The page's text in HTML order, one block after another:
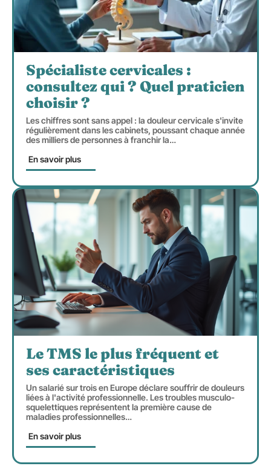
Spécialiste cervicales :
consultez qui ? Quel praticien
choisir ?
Les chiffres sont sans appel : la douleur cervicale s'invite
régulièrement dans les cabinets, poussant chaque année
des milliers de personnes à franchir la…
En savoir plus
Le TMS le plus fréquent et
ses caractéristiques
Un salarié sur trois en Europe déclare souffrir de douleurs
liées à l'activité professionnelle. Les troubles musculo-
squelettiques représentent la première cause de
maladies professionnelles…
En savoir plus